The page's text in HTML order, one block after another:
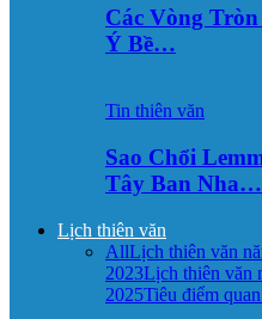
Các Vòng
Ý Bề…
Tin thiên văn
Sao Chổi
Tây Ban Nha…
Lịch thiên văn
AllLịch thiên văn
2023Lịch thiên văn
2025Tiêu điểm